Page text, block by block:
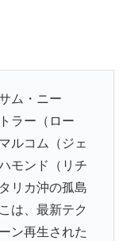
ム・ニー
ラー（ロー
ルコム（ジェ
モンド（リチ
リカ沖の孤島
は、最新テク
ン再生された